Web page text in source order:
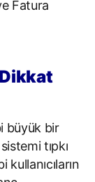
büyük bir
tıpkı